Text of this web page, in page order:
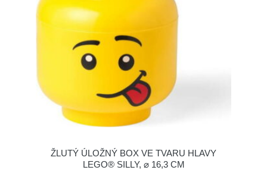
ŽLUTÝ ÚLOŽNÝ BOX VE TVARU HLAVY
LEGO® SILLY, ⌀ 16,3 CM